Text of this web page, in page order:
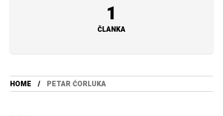
1
ČLANKA
HOME PETAR ĆORLUKA